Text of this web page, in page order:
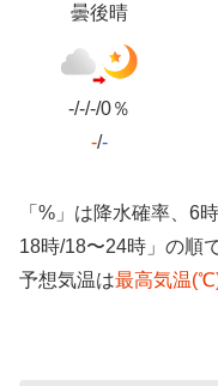
曇後晴
-/-/-/0％
-/-
「%」は降水確率、6
18時/18〜24時」の順
予想気温は最高気温